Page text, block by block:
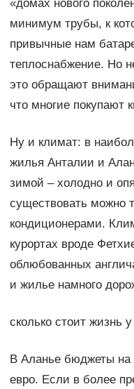
«домах нового
минимум трубы, к
привычные нам
теплоснабжение. Но
это обращают
что многие покупают
Ну и климат: в
жилья Анталии и
зимой – холодно и
существовать можно
кондиционерами.
курортах вроде
облюбованных
и жилье намного
сколько стоит жизнь
В Аланье бюджеты на
евро. Если в более